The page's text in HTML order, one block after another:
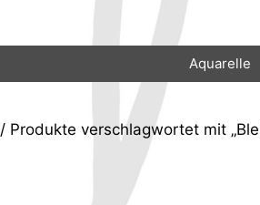
Aquarelle
/ Produkte verschlagwortet mit